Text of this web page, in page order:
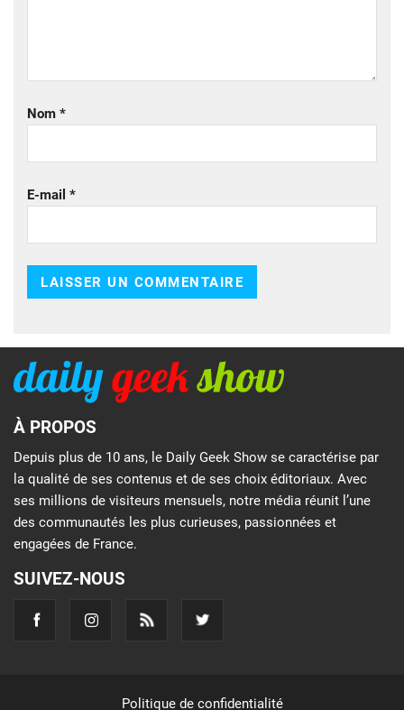
Nom *
E-mail *
À PROPOS
Depuis plus de 10 ans, le Daily Geek Show se caractérise par
la qualité de ses contenus et de ses choix éditoriaux. Avec
ses millions de visiteurs mensuels, notre média réunit l’une
des communautés les plus curieuses, passionnées et
engagées de France.
SUIVEZ-NOUS
Politique de confidentialité